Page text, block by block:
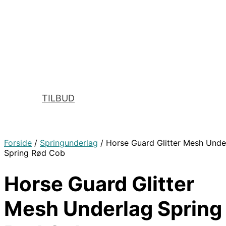
TILBUD
Forside / Springunderlag / Horse Guard Glitter Mesh
Spring Rød Cob
Horse Guard Glitter
Mesh Underlag Spring